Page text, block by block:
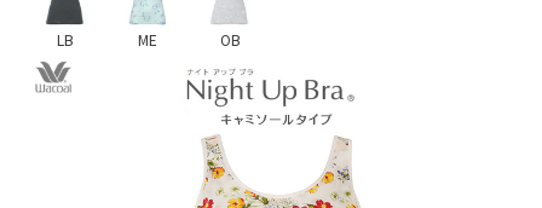
LB ME OB